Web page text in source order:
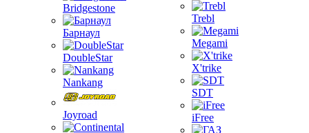
Bridgestone
Барнаул
DoubleStar
Nankang
Joyroad
Trebl
Megami
X'trike
SDT
iFree